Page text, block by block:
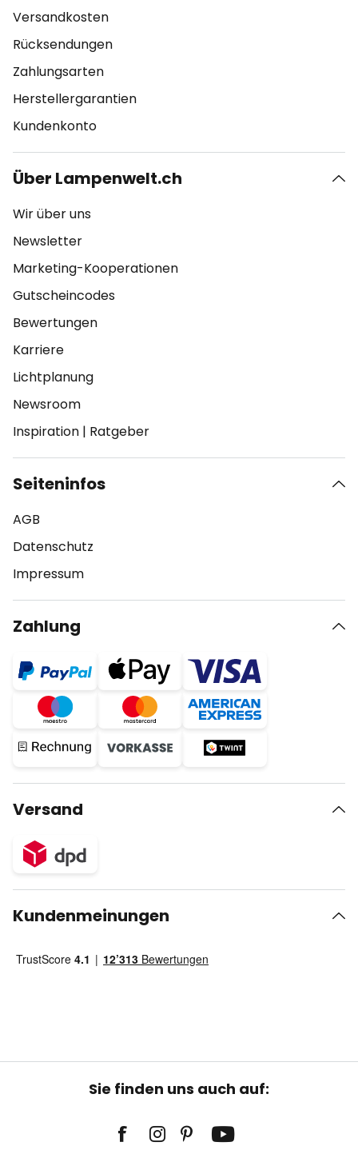
Versandkosten
Rücksendungen
Zahlungsarten
Herstellergarantien
Kundenkonto
Über Lampenwelt.ch
Wir über uns
Newsletter
Marketing-Kooperationen
Gutscheincodes
Bewertungen
Karriere
Lichtplanung
Newsroom
Inspiration | Ratgeber
Seiteninfos
AGB
Datenschutz
Impressum
Zahlung
Versand
Kundenmeinungen
Sie finden uns auch auf: